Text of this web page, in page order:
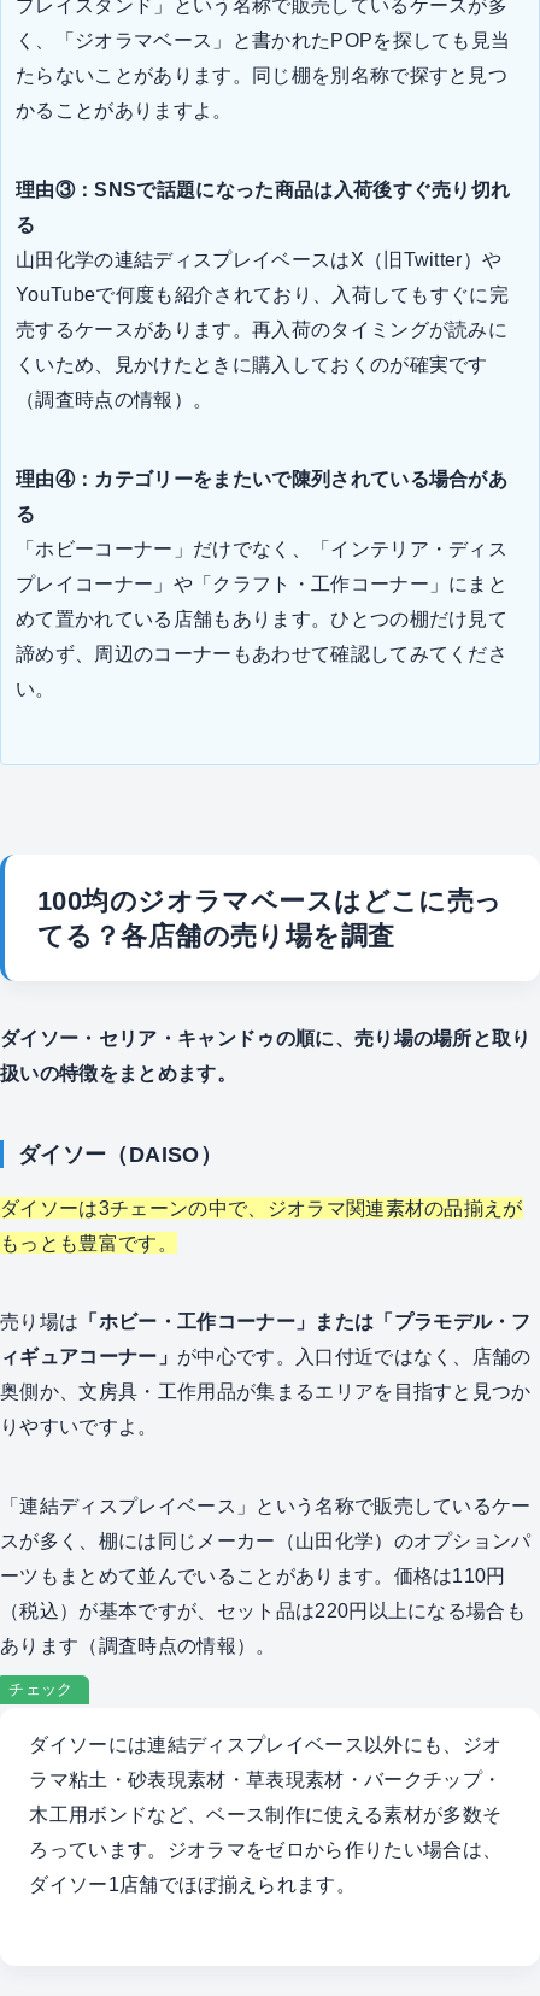
プレイスタンド」という名称で販売しているケースが多
く、「ジオラマベース」と書かれたPOPを探しても見当
たらないことがあります。同じ棚を別名称で探すと見つ
かることがありますよ。
理由③：SNSで話題になった商品は入荷後すぐ売り切れ
る
山田化学の連結ディスプレイベースはX（旧Twitter）や
YouTubeで何度も紹介されており、入荷してもすぐに完
売するケースがあります。再入荷のタイミングが読みに
くいため、見かけたときに購入しておくのが確実です
（調査時点の情報）。
理由④：カテゴリーをまたいで陳列されている場合があ
る
「ホビーコーナー」だけでなく、「インテリア・ディス
プレイコーナー」や「クラフト・工作コーナー」にまと
めて置かれている店舗もあります。ひとつの棚だけ見て
諦めず、周辺のコーナーもあわせて確認してみてくださ
い。
100均のジオラマベースはどこに売っ
てる？各店舗の売り場を調査
ダイソー・セリア・キャンドゥの順に、売り場の場所と取り
扱いの特徴をまとめます。
ダイソー（DAISO）
ダイソーは3チェーンの中で、ジオラマ関連素材の品揃えが
もっとも豊富です。
売り場は 「ホビー・工作コーナー」または「プラモデル・フ
ィギュアコーナー」 が中心です。入口付近ではなく、店舗の
奥側か、文房具・工作用品が集まるエリアを目指すと見つか
りやすいですよ。
「連結ディスプレイベース」という名称で販売しているケー
スが多く、棚には同じメーカー（山田化学）のオプションパ
ーツもまとめて並んでいることがあります。価格は110円
（税込）が基本ですが、セット品は220円以上になる場合も
あります（調査時点の情報）。
チェック
ダイソーには連結ディスプレイベース以外にも、ジオ
ラマ粘土・砂表現素材・草表現素材・バークチップ・
木工用ボンドなど、ベース制作に使える素材が多数そ
ろっています。ジオラマをゼロから作りたい場合は、
ダイソー1店舗でほぼ揃えられます。